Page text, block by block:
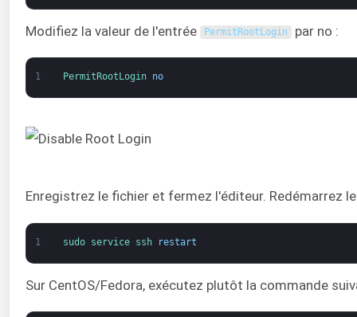
Modifiez la valeur de l'entrée PermitRootLogin par no :
1 PermitRootLogin no
Enregistrez le fichier et fermez l'éditeur. Redémarrez
1 sudo service ssh restart
Sur CentOS/Fedora, exécutez plutôt la commande